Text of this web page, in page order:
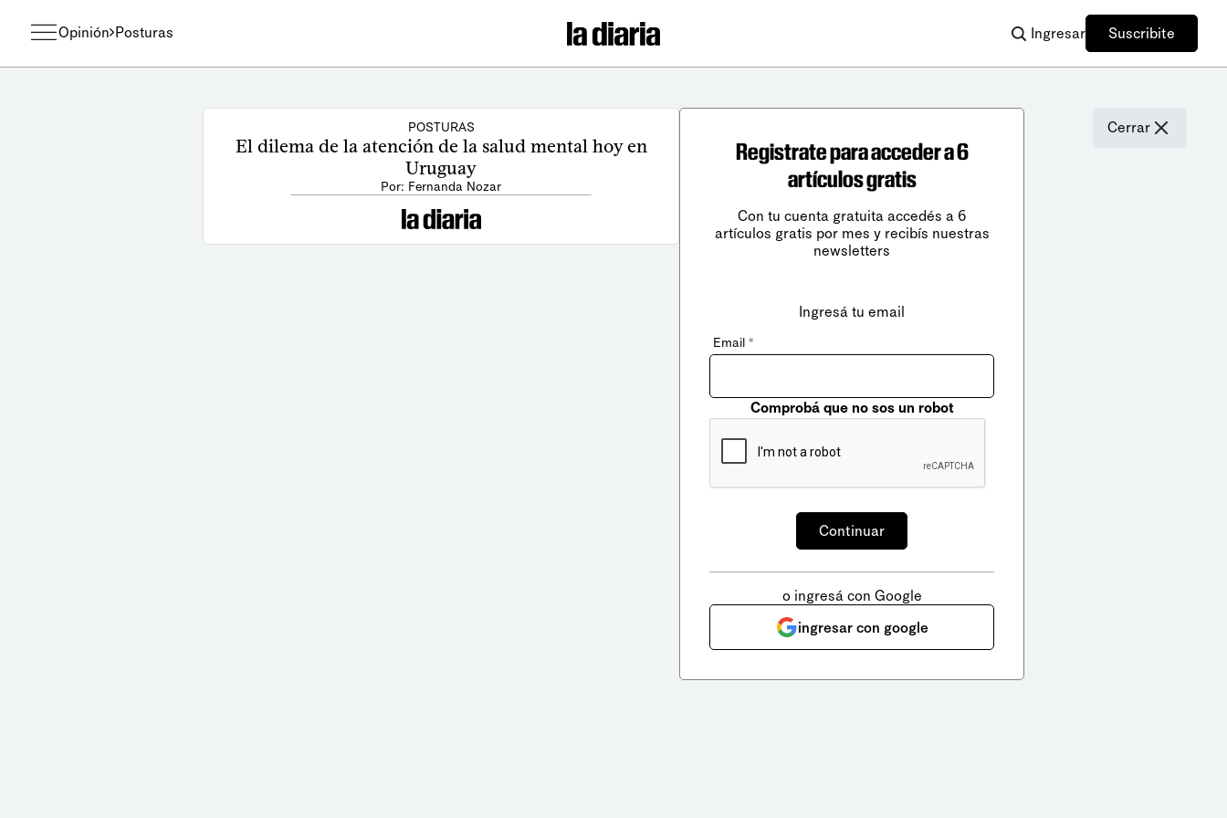
Opinión Posturas Ingresar Suscribite
POSTURAS
El dilema de la atención de la salud mental hoy en
Uruguay
Por: Fernanda Nozar
Cerrar
Registrate para acceder a 6
artículos gratis
Con tu cuenta gratuita accedés a 6
artículos gratis por mes y recibís nuestras
newsletters
Ingresá tu email
Email *
Comprobá que no sos un robot
o ingresá con Google
ingresar con google